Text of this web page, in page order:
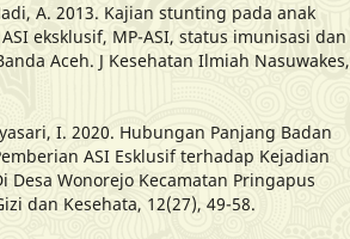
A. 2013. Kajian stunting pada anak
eksklusif, MP-ASI, status imunisasi dan
Aceh. J Kesehatan Ilmiah Nasuwakes,
I. 2020. Hubungan Panjang Badan
ASI Esklusif terhadap Kejadian
Desa Wonorejo Kecamatan Pringapus
dan Kesehata, 12(27), 49-58.